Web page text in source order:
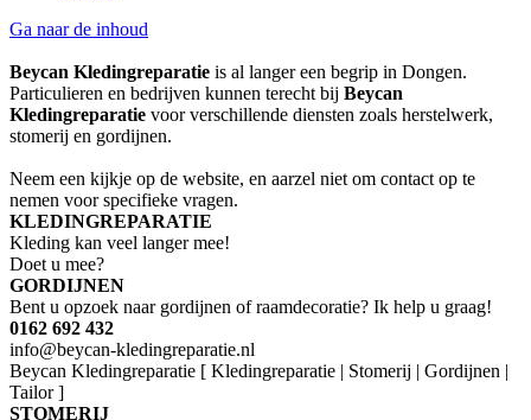
Ga naar de inhoud
Beycan Kledingreparatie is al langer een begrip in Dongen.
Particulieren en bedrijven kunnen terecht bij Beycan
Kledingreparatie voor verschillende diensten zoals herstelwerk,
stomerij en gordijnen.
Neem een kijkje op de website, en aarzel niet om contact op te
nemen voor specifieke vragen.
KLEDINGREPARATIE
Kleding kan veel langer mee!
Doet u mee?
GORDIJNEN
Bent u opzoek naar gordijnen of raamdecoratie? Ik help u graag!
0162 692 432
info@beycan-kledingreparatie.nl
Beycan Kledingreparatie [ Kledingreparatie | Stomerij | Gordijnen |
Tailor ]
STOMERIJ